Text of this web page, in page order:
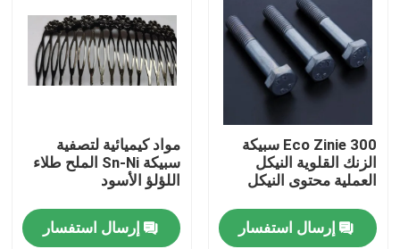
Eco Zinie 300 سبيكة
الزنك القلوية النيكل
العملية محتوى النيكل
إرسال استفسار
مواد كيميائية لتصفية
سبيكة Sn-Ni الملح طلاء
اللؤلؤ الأسود
إرسال استفسار